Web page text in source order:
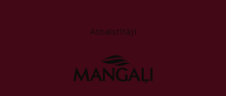
Atbalstītāji